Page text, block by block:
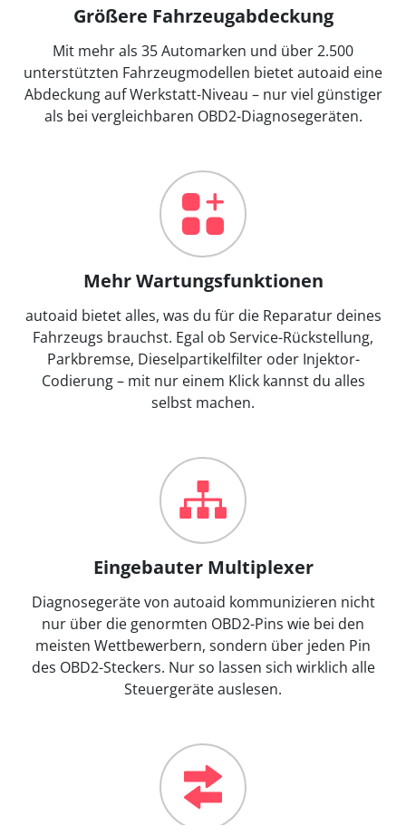
Größere Fahrzeugabdeckung
Mit mehr als 35 Automarken und über 2.500
unterstützten Fahrzeugmodellen bietet autoaid eine
Abdeckung auf Werkstatt-Niveau – nur viel günstiger
als bei vergleichbaren OBD2-Diagnosegeräten.
Mehr Wartungsfunktionen
autoaid bietet alles, was du für die Reparatur deines
Fahrzeugs brauchst. Egal ob Service-Rückstellung,
Parkbremse, Dieselpartikelfilter oder Injektor-
Codierung – mit nur einem Klick kannst du alles
selbst machen.
Eingebauter Multiplexer
Diagnosegeräte von autoaid kommunizieren nicht
nur über die genormten OBD2-Pins wie bei den
meisten Wettbewerbern, sondern über jeden Pin
des OBD2-Steckers. Nur so lassen sich wirklich alle
Steuergeräte auslesen.